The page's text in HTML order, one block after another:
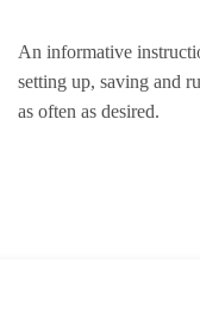
An informative
setting up, saving and
as often as desired.